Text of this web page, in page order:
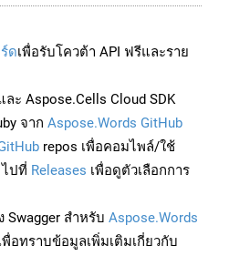
ดเพื่อรับโควต้า API ฟรีและราย
ะ Aspose.Cells Cloud SDK
จาก Aspose.Words GitHub
repos เพื่อคอมไพล์/ใช้
ไปที่ Releases เพื่อดูตัวเลือกการ
Swagger สำหรับ Aspose.Words
พื่อทราบข้อมูลเพิ่มเติมเกี่ยวกับ